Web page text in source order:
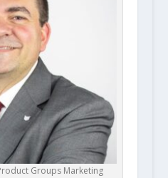
Groups Marketing